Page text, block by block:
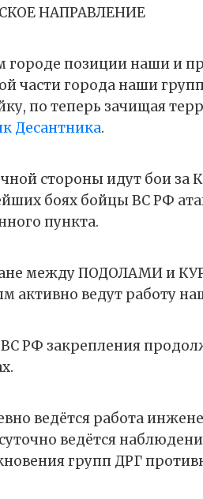
НАПРАВЛЕНИЕ
городе позиции наши и
части города наши
по теперь зачищая
Десантника.
стороны идут бои
боях бойцы ВС РФ
пункта.
между ПОДОЛАМИ и
активно ведут работу
РФ закрепления
ведётся работа
ведётся
групп ДРГ